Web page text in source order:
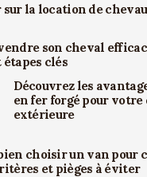
la location de
son cheval
clés
Découvrez les
en fer forgé pour
extérieure
choisir un van pour
et pièges à éviter